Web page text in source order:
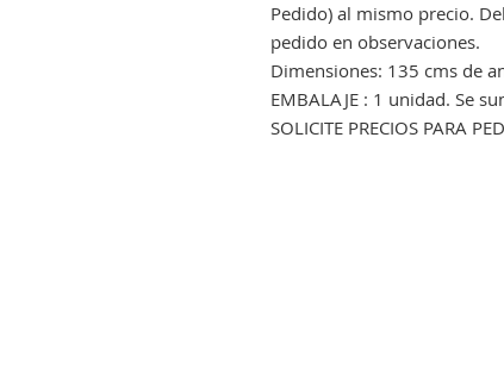
Pedido) al mismo precio.
pedido en observaciones.
Dimensiones: 135 cms de
EMBALAJE : 1 unidad. Se
SOLICITE PRECIOS PARA